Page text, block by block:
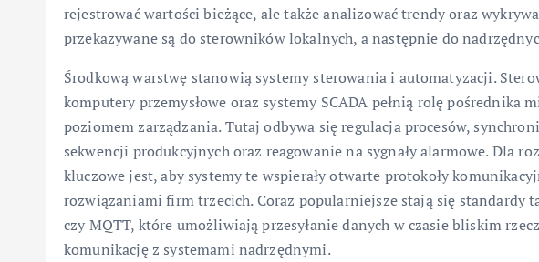
rejestrować wartości bieżące, ale także analizować trendy oraz
przekazywane są do sterowników lokalnych, a następnie do
Środkową warstwę stanowią systemy sterowania i automatyzacji.
komputery przemysłowe oraz systemy SCADA pełnią rolę pośrednika
poziomem zarządzania. Tutaj odbywa się regulacja procesów,
sekwencji produkcyjnych oraz reagowanie na sygnały alarmowe. Dla
kluczowe jest, aby systemy te wspierały otwarte protokoły
rozwiązaniami firm trzecich. Coraz popularniejsze stają się standardy
czy MQTT, które umożliwiają przesyłanie danych w czasie bliskim
komunikację z systemami nadrzędnymi.